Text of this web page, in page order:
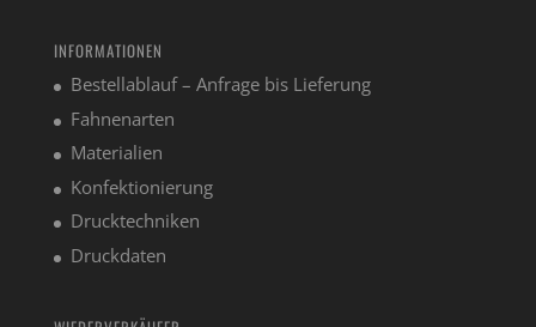
INFORMATIONEN
Bestellablauf – Anfrage bis Lieferung
Fahnenarten
Materialien
Konfektionierung
Drucktechniken
Druckdaten